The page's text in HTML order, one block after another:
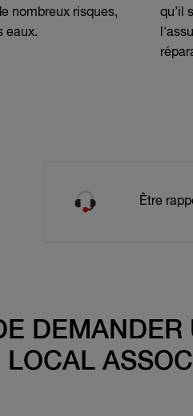
nombreux risques,
eaux.
qu’il
Être
DEMANDER